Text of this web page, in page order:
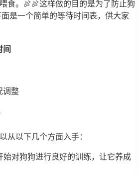
食。🍖🍖这样做的目的是为了防止狗
是一个简单的等待时间表，供大家
间
调整
从以下几个方面入手：
始对狗狗进行良好的训练，让它养成